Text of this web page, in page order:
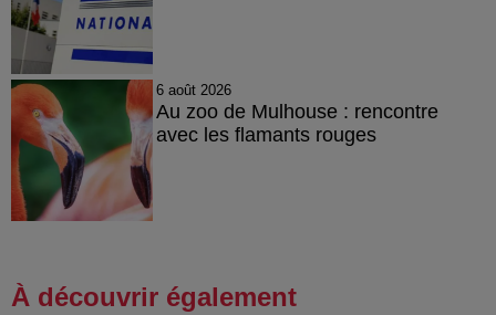
6 août 2026
Au zoo de Mulhouse : rencontre
avec les flamants rouges
À découvrir également